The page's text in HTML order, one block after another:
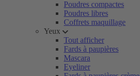
Poudres compactes
Poudres libres
Coffrets maquillage
Yeux
Tout afficher
Fards à paupières
Mascara
Eyeliner